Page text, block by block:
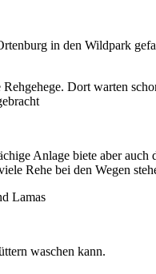
in den Wildpark
Dort warten
Anlage biete aber
Rehe bei den Wegen
Lamas
waschen kann.